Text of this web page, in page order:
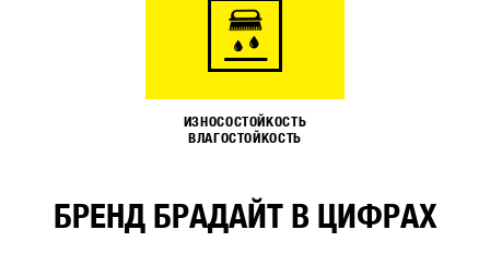
ИЗНОСОСТОЙКОСТЬ
ВЛАГОСТОЙКОСТЬ
БРЕНД БРАДАЙТ В ЦИФРАХ